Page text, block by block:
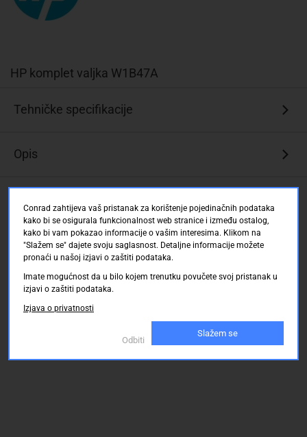
HP komplet valjka W1B47A
Tehničke specifikacije
Opis
Conrad zahtijeva vaš pristanak za korištenje pojedinačnih podataka
kako bi se osigurala funkcionalnost web stranice i između ostalog,
kako bi vam pokazao informacije o vašim interesima. Klikom na
"Slažem se" dajete svoju saglasnost. Detaljne informacije možete
pronaći u našoj izjavi o zaštiti podataka.
Imate mogućnost da u bilo kojem trenutku povučete svoj pristanak u
izjavi o zaštiti podataka.
Izjava o privatnosti
Odbiti
Slažem se